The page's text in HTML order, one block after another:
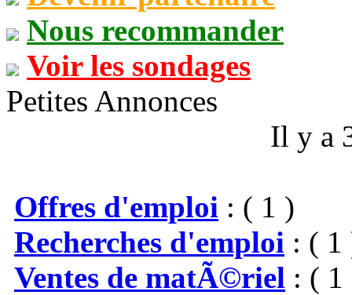
Nous recommander
Voir les sondages
Petites Annonces
Il y a
Offres d'emploi : ( 1 )
Recherches d'emploi : ( 1
Ventes de matÃ©riel : ( 1